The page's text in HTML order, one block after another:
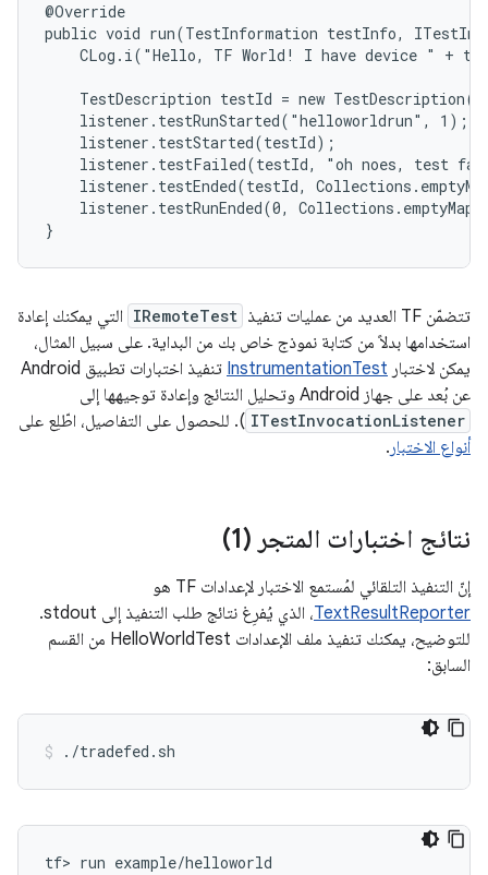
@Override
public void run(TestInformation testInfo,
CLog.i("Hello, TF World! I have device " +
TestDescription testId = new
    listener.testRunStarted("helloworldrun", 1);
    listener.testStarted(testId);
listener.testFailed(testId, "oh noes, test
listener.testEnded(testId,
listener.testRunEnded(0,
}
تتضمّن TF العديد من عمليات تنفيذ IRemoteTest التي يمكنك إعادة
استخدامها بدلاً من كتابة نموذج خاص بك من البداية. على سبيل المثال،
يمكن لاختبار InstrumentationTest
تنفيذ اختبارات تطبيق Android
عن بُعد على جهاز Android وتحليل النتائج وإعادة توجيهها إلى
ITestInvocationListener ). للحصول على التفاصيل، اطّلِع على
أنواع الاختبار .
نتائج اختبارات المتجر (1)
إنّ التنفيذ التلقائي لمُستمع الاختبار لإعدادات TF هو
TextResultReporter
، الذي يُفرِغ نتائج طلب التنفيذ إلى stdout.
للتوضيح، يمكنك تنفيذ ملف الإعدادات HelloWorldTest من القسم
السابق:
tf> run example/helloworld